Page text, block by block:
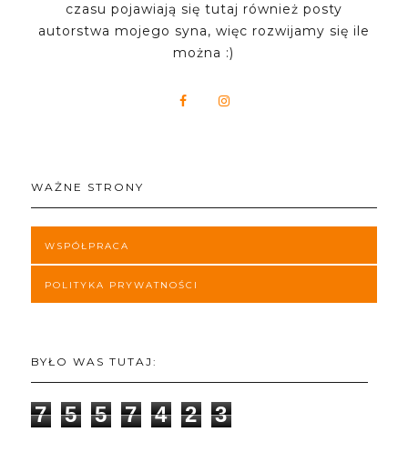
czasu pojawiają się tutaj również posty
autorstwa mojego syna, więc rozwijamy się ile
można :)
WAŻNE STRONY
WSPÓŁPRACA
POLITYKA PRYWATNOŚCI
BYŁO WAS TUTAJ:
7 5 5 7 4 2 3